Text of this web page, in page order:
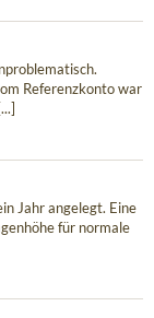
Referenzkonto war
Jahr angelegt. Eine
für normale